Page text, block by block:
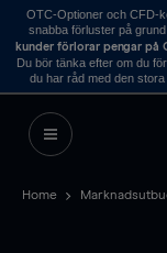
OTC-Optioner och CFD-
snabba förluster på
kunder förlorar pengar på
Du bör tänka efter om du
du har råd med den
Home